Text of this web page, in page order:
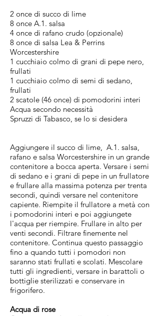
2 once di succo di lime
8 once A.1. salsa
4 once di rafano crudo (opzionale)
8 once di salsa Lea & Perrins
Worcestershire
1 cucchiaio colmo di grani di pepe nero,
frullati
1 cucchiaio colmo di semi di sedano,
frullati
2 scatole (46 once) di pomodorini interi
Acqua secondo necessità
Spruzzi di Tabasco, se lo si desidera
Aggiungere il succo di lime, A.1. salsa,
rafano e salsa Worcestershire in un grande
contenitore a bocca aperta. Versare i semi
di sedano e i grani di pepe in un frullatore
e frullare alla massima potenza per trenta
secondi, quindi versare nel contenitore
capiente. Riempite il frullatore a metà con
i pomodorini interi e poi aggiungete
l'acqua per riempire. Frullare in alto per
venti secondi. Filtrare finemente nel
contenitore. Continua questo passaggio
fino a quando tutti i pomodori non
saranno stati frullati e scolati. Mescolare
tutti gli ingredienti, versare in barattoli o
bottiglie sterilizzati e conservare in
frigorifero.
Acqua di rose